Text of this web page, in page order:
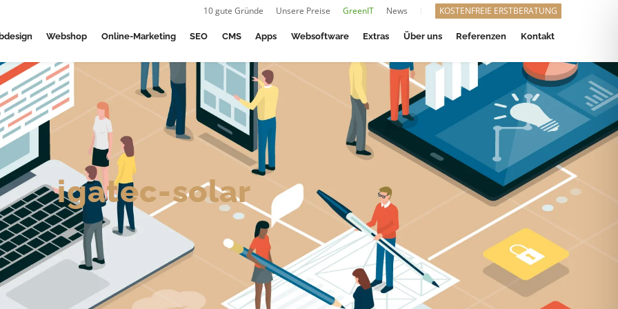
10 gute Gründe Unsere Preise GreenIT News KOSTENFREIE ERSTBERATUNG
Webshop Online-Marketing SEO CMS Apps Websoftware Extras Über uns Referenzen Kontakt
igatec-solar